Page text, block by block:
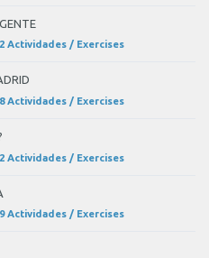
Actividades / Exercises
Actividades / Exercises
Actividades / Exercises
Actividades / Exercises